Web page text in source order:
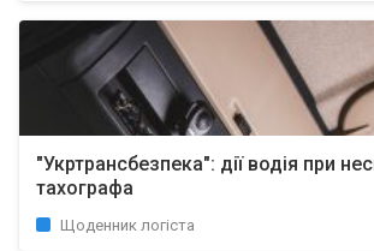
"Укртрансбезпека": дії водія при
тахографа
Щоденник логіста